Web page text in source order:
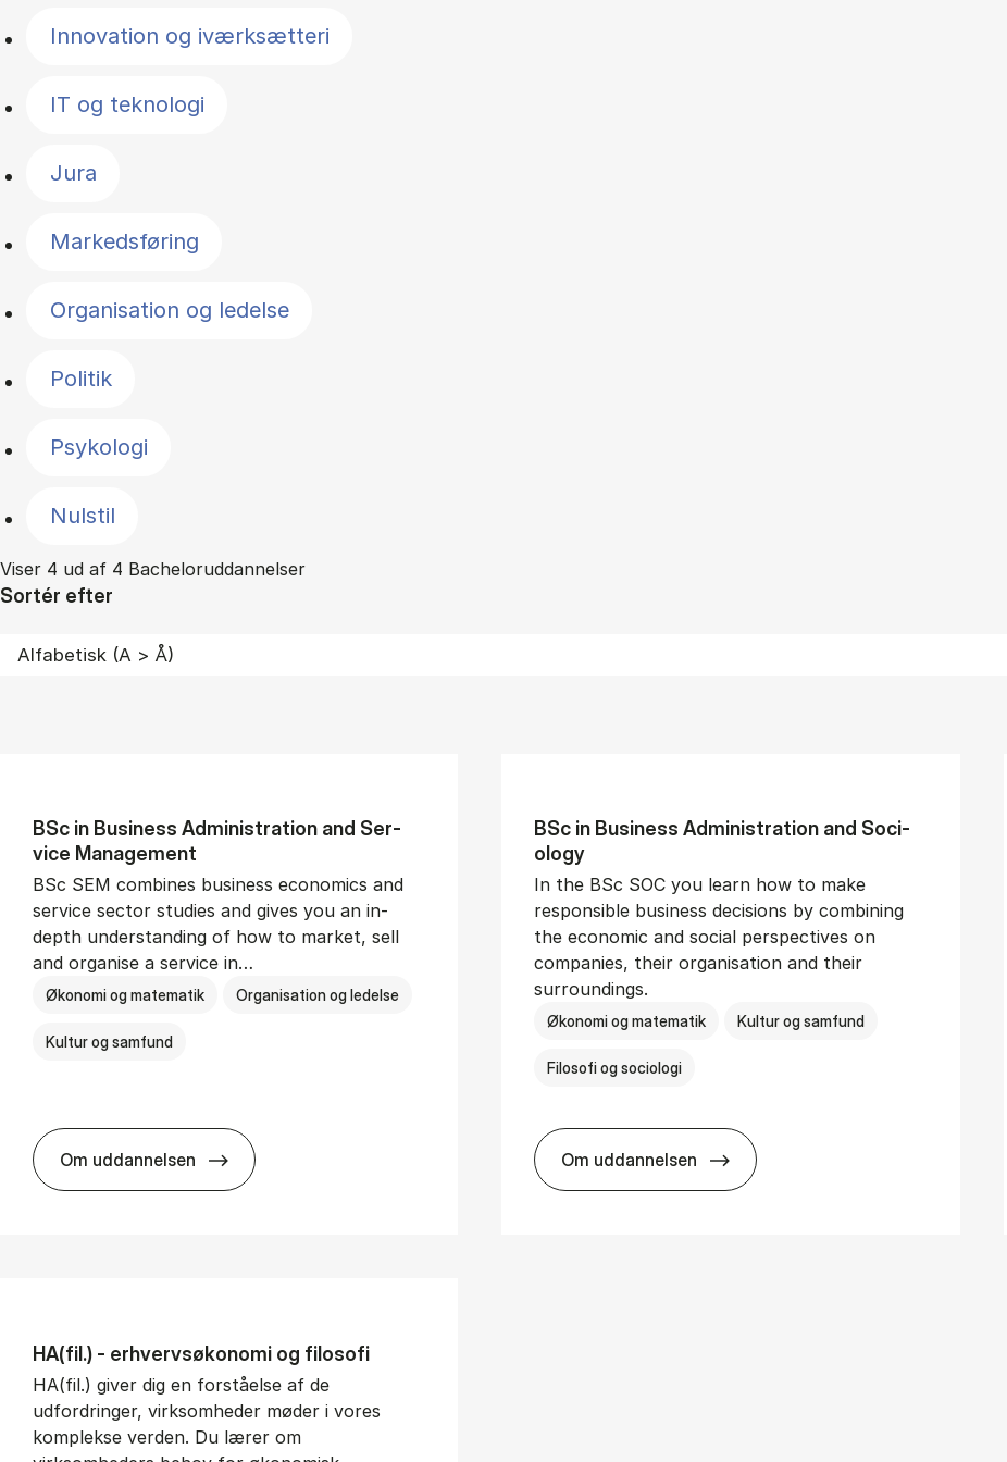
Innovation og iværksætteri
IT og teknologi
Jura
Markedsføring
Organisation og ledelse
Politik
Psykologi
Nulstil
Viser 4 ud af 4 Bacheloruddannelser
Sortér efter
BSc in Busi­ness Ad­min­is­tra­tion and Ser­
vice Man­age­ment
BSc SEM combines business economics and
service sector studies and gives you an in-
depth understanding of how to market, sell
and organise a service in…
Økonomi og matematik Organisation og ledelse
Kultur og samfund
Om uddannelsen
BSc in Busi­ness Ad­min­is­tra­tion and Ser­vice Man­age­ment
BSc in Busi­ness Ad­min­is­tra­tion and So­ci­
ology
In the BSc SOC you learn how to make
responsible business decisions by combining
the economic and social perspectives on
companies, their organisation and their
surroundings.
Økonomi og matematik Kultur og samfund
Filosofi og sociologi
Om uddannelsen
BSc in Busi­ness Ad­min­is­tra­tion and So­ci­ology
HA(fil.) - erhvervs­økonomi og fi­lo­so­fi
HA(fil.) giver dig en forståelse af de
udfordringer, virksomheder møder i vores
komplekse verden. Du lærer om